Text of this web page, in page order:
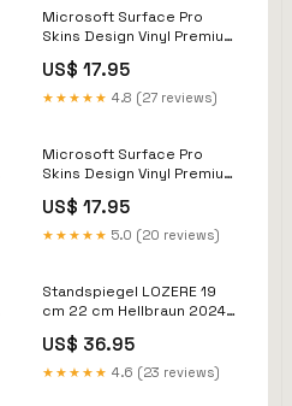
Microsoft Surface Pro
Skins Design Vinyl Premium
Elfenblüte surface
US$ 17.95
★★★★★ 4.8 (27 reviews)
Microsoft Surface Pro
Skins Design Vinyl Premium
Golden Light ps3
US$ 17.95
★★★★★ 5.0 (20 reviews)
Standspiegel LOZERE 19
cm 22 cm Hellbraun 2024-
US$ 36.95
★★★★★ 4.6 (23 reviews)